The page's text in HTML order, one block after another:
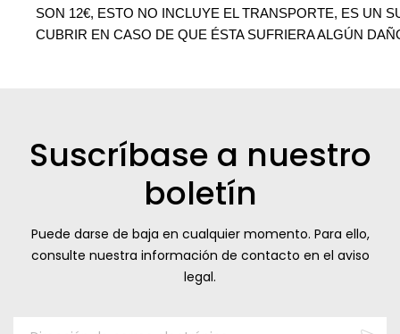
SON 12€, ESTO NO INCLUYE EL TRANSPORTE, ES UN
CUBRIR EN CASO DE QUE ÉSTA SUFRIERA ALGÚN
Suscríbase a nuestro
boletín
Puede darse de baja en cualquier momento. Para ello,
consulte nuestra información de contacto en el aviso
legal.